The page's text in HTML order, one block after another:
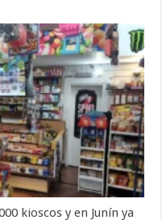
kioscos y en Junín ya